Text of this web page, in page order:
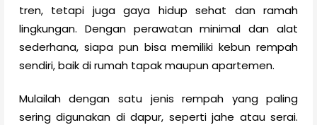
tren, tetapi juga gaya hidup sehat dan ramah
lingkungan. Dengan perawatan minimal dan alat
sederhana, siapa pun bisa memiliki kebun rempah
sendiri, baik di rumah tapak maupun apartemen.
Mulailah dengan satu jenis rempah yang paling
sering digunakan di dapur, seperti jahe atau serai.